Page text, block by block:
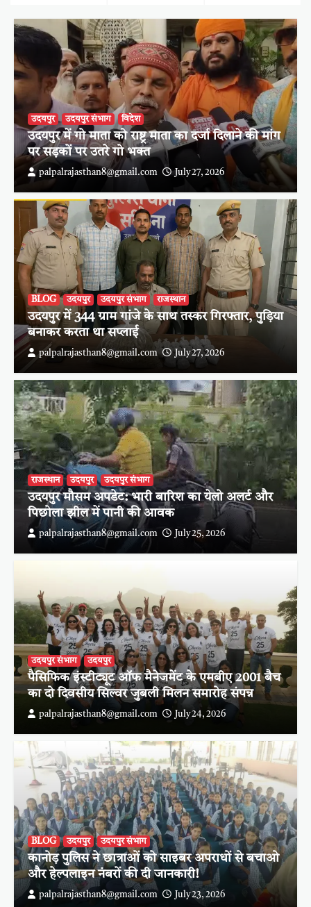
को दूध पियो-
स्वस्थ रहो
लिए स्वयं को
योग्य बनाना
जरूरी
उदयपुर उदयपुर संभाग विदेश
उदयपुर में गो माता को राष्ट्र माता का दर्जा दिलाने की मांग
पर सड़कों पर उतरे गो भक्त
palpalrajasthan8@gmail.com July 27, 2026
BLOG उदयपुर उदयपुर संभाग राजस्थान
उदयपुर में 344 ग्राम गांजे के साथ तस्कर गिरफ्तार, पुड़िया
बनाकर करता था सप्लाई
palpalrajasthan8@gmail.com July 27, 2026
राजस्थान उदयपुर उदयपुर संभाग
उदयपुर मौसम अपडेट: भारी बारिश का येलो अलर्ट और
पिछोला झील में पानी की आवक
palpalrajasthan8@gmail.com July 25, 2026
उदयपुर संभाग उदयपुर
पैसिफिक इंस्टीट्यूट ऑफ मैनेजमेंट के एमबीए 2001 बैच
का दो दिवसीय सिल्वर जुबली मिलन समारोह संपन्न
palpalrajasthan8@gmail.com July 24, 2026
BLOG उदयपुर उदयपुर संभाग
कानोड़ पुलिस ने छात्राओं को साइबर अपराधों से बचाओ
और हेल्पलाइन नंबरों की दी जानकारी!
palpalrajasthan8@gmail.com July 23, 2026